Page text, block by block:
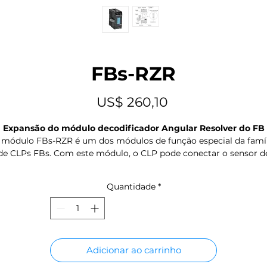
FBs-RZR
US$ 260,10Preço
Expansão do módulo decodificador Angular Resolver do FB
FBs-RZR é um dos módulos de função especial da
CLPs FBs. Com este módulo, o CLP pode conectar o sensor
derivado em formato digital. Ao contrário do codificador óptico
tradicional, o resolver pode suportar altas temperaturas, como
impactos, óleo e poeira. Por esse motivo, pode ser utilizado em
por seu alto impacto durante a operação, é uma aplicação típica
para resolver.
Quantidade *
Adicionar ao carrinho